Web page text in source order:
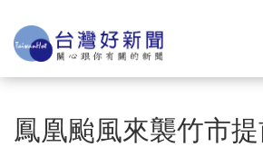
鳳凰颱風來襲竹市